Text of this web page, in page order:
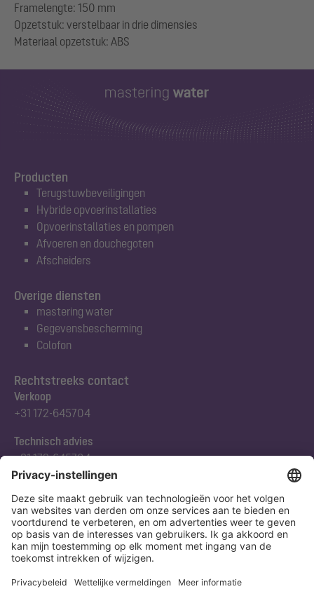
Framelengte: 150 mm
Opzetstuk: verstelbaar in drie dimensies
Producten
Terugstuwbeveiligingen
Hybride opvoerinstallaties
Opvoerinstallaties en pompen
Afvoeren en douchegoten
Afscheiders
Rechtstreeks contact
Verkoop
+31 172-645704
Technisch advies
+31 172-645704
Abonneert u zich op onze nieuwsbrief
Nu aanmelden
Overige diensten
mastering water
Gegevensbescherming
Colofon